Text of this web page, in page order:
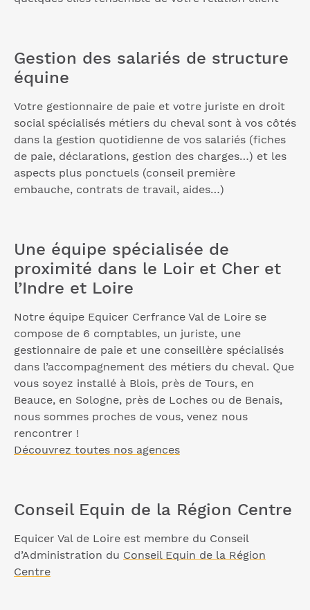
Gestion des salariés de structure
équine
Votre gestionnaire de paie et votre juriste en droit
social spécialisés métiers du cheval sont à vos côtés
dans la gestion quotidienne de vos salariés (fiches
de paie, déclarations, gestion des charges…) et les
aspects plus ponctuels (conseil première
embauche, contrats de travail, aides…)
Une équipe spécialisée de
proximité dans le Loir et Cher et
l’Indre et Loire
Notre équipe Equicer Cerfrance Val de Loire se
compose de 6 comptables, un juriste, une
gestionnaire de paie et une conseillère spécialisés
dans l’accompagnement des métiers du cheval. Que
vous soyez installé à Blois, près de Tours, en
Beauce, en Sologne, près de Loches ou de Benais,
nous sommes proches de vous, venez nous
rencontrer !
Découvrez toutes nos agences
Conseil Equin de la Région Centre
Equicer Val de Loire est membre du Conseil
d’Administration du Conseil Equin de la Région
Centre